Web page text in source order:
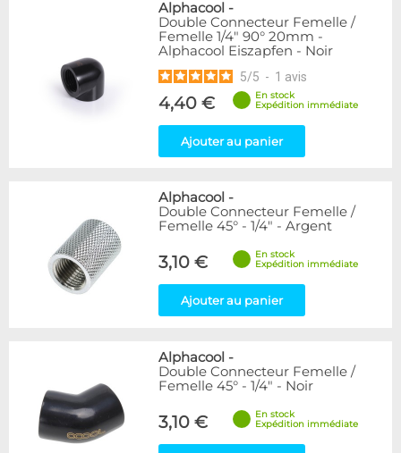
Alphacool -
Double Connecteur Femelle /
Femelle 1/4" 90° 20mm -
Alphacool Eiszapfen - Noir
5/5 - 1 avis
4,40 €
En stock
Expédition immédiate
Ajouter au panier
Alphacool -
Double Connecteur Femelle /
Femelle 45° - 1/4" - Argent
3,10 €
En stock
Expédition immédiate
Ajouter au panier
Alphacool -
Double Connecteur Femelle /
Femelle 45° - 1/4" - Noir
3,10 €
En stock
Expédition immédiate